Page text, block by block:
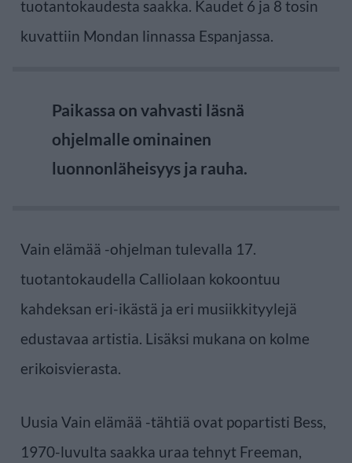
tuotantokaudesta saakka. Kaudet 6 ja 8 tosin
kuvattiin Mondan linnassa Espanjassa.
Paikassa on vahvasti läsnä
ohjelmalle ominainen
luonnonläheisyys ja rauha.
Vain elämää -ohjelman tulevalla 17.
tuotantokaudella Calliolaan kokoontuu
kahdeksan eri-ikästä ja eri musiikkityylejä
edustavaa artistia. Lisäksi mukana on kolme
erikoisvierasta.
Uusia Vain elämää -tähtiä ovat popartisti Bess,
1970-luvulta saakka uraa tehnyt Freeman,